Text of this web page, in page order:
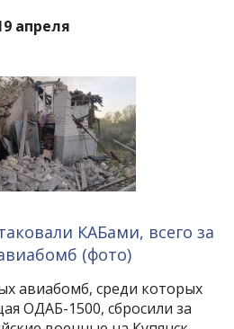
апреля
КАБами, всего за
(фото)
авиабомб, среди которых
ОДАБ-1500, сбросили за